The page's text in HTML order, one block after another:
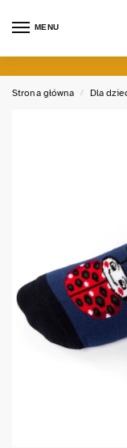
MENU
Strona główna / Dla